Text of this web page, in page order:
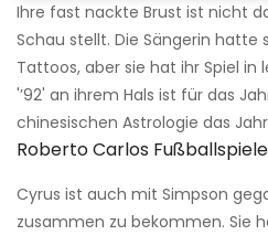
Ihre fast nackte Brust ist nicht
Schau stellt. Die Sängerin hatte
Tattoos, aber sie hat ihr Spiel in
'’92' an ihrem Hals ist für das
chinesischen Astrologie das
Roberto Carlos
Cyrus ist auch mit Simpson
zusammen zu bekommen. Sie